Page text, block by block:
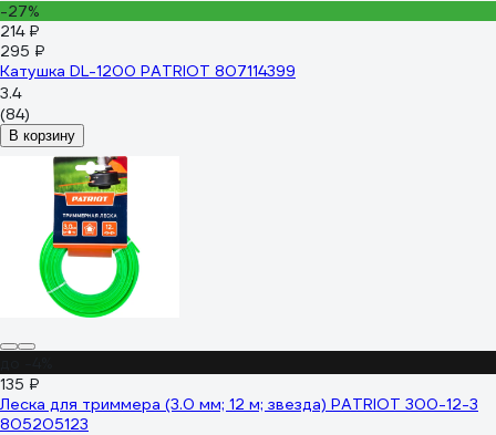
-27%
214 ₽
295 ₽
Катушка DL-1200 PATRIOT 807114399
3.4
(84)
В корзину
135 ₽
Леска для триммера (3.0 мм; 12 м; звезда) PATRIOT 300-12-3
805205123